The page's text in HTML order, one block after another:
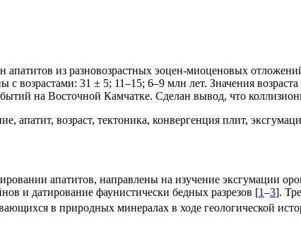
апатитов из разновозрастных эоцен-миоценовых
возрастами: 31 ± 5; 11–15; 6–9 млн лет. Значения
на Восточной Камчатке. Сделан вывод, что
апатит, возраст, тектоника, конвергенция плит,
апатитов, направлены на изучение эксгумации
и датирование фаунистически бедных разрезов [1–3].
в природных минералах в ходе геологической